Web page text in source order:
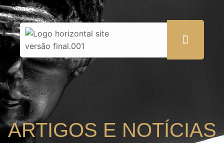
ARTIGOS E NOTÍCIAS